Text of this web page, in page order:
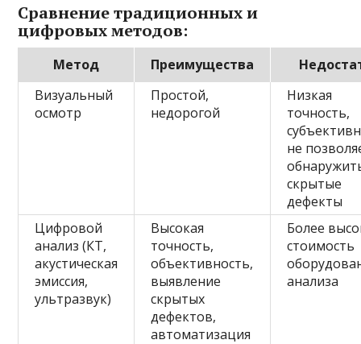
Сравнение традиционных и
цифровых методов:
Метод Преимущества
Визуальный
осмотр
Простой,
недорогой
Низкая
точность,
не
скрытые
дефекты
Цифровой
анализ (КТ,
акустическая
эмиссия,
ультразвук)
Высокая
точность,
объективность,
выявление
скрытых
дефектов,
автоматизация
Более
стоимость
анализа